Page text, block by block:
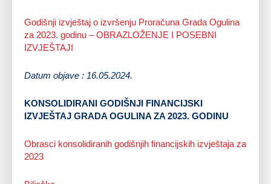
Godišnji izvještaj o izvršenju Proračuna Grada Ogulina
za 2023. godinu – OBRAZLOŽENJE I POSEBNI
IZVJEŠTAJI
Datum objave : 16.05.2024.
KONSOLIDIRANI GODIŠNJI FINANCIJSKI
IZVJEŠTAJ GRADA OGULINA ZA 2023. GODINU
Obrasci konsolidiranih godišnjih financijskih izvještaja za
2023